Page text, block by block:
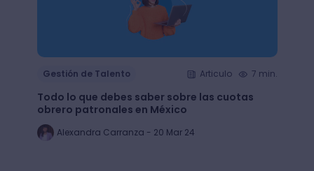
Gestión de Talento Articulo 7 min.
Todo lo que debes saber sobre las cuotas
obrero patronales en México
Alexandra Carranza - 20 Mar 24